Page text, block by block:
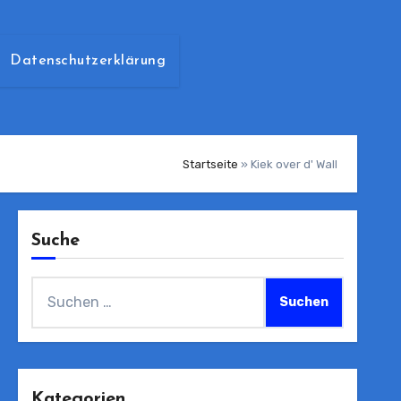
Datenschutzerklärung
Startseite » Kiek over d' Wall
Suche
nach: